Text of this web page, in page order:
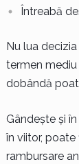
Întreabă
Nu lua
termen
dobândă
Gândește și
în viitor,
rambursare